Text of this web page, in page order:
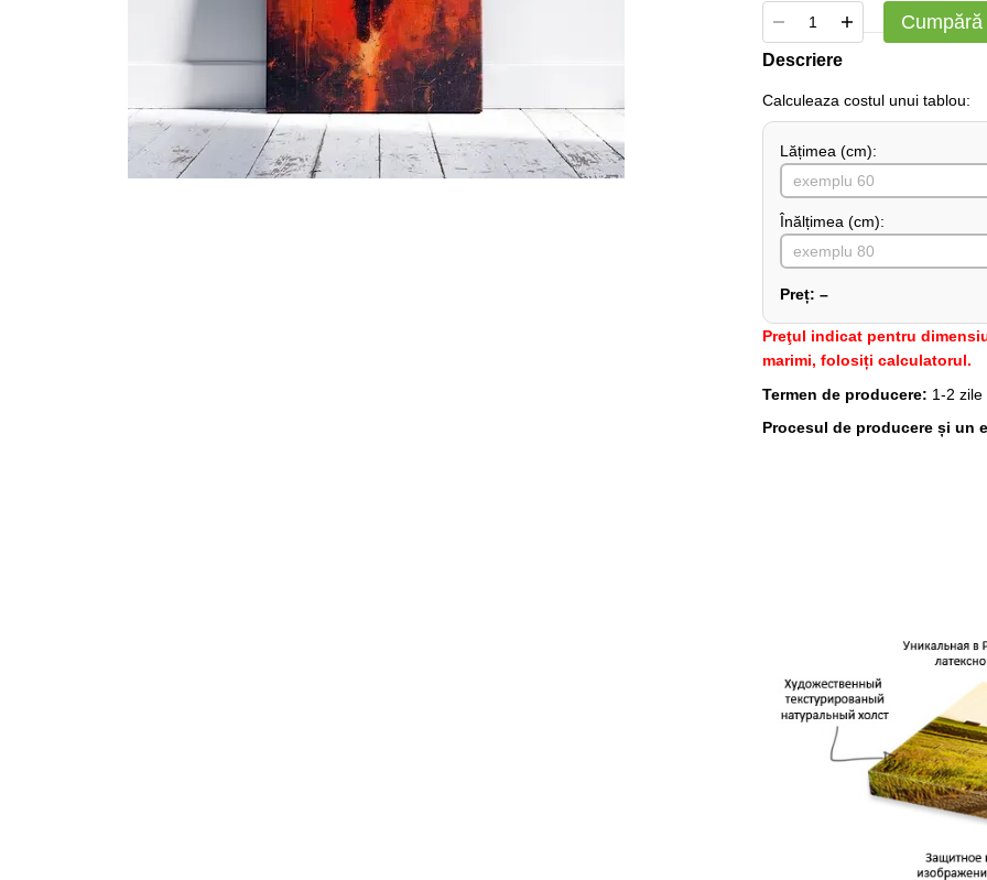
Descriere
Сalculeaza costul unui tablou:
Lățimea (сm):
Înălțimea (cm):
Preț: –
Preţul indicat pentru
marimi, folosiți calculatorul.
Termen de producere: 1-2
Procesul de producere și un